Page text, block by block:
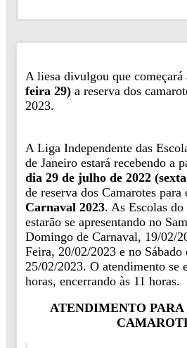
A liesa divulgou que começará
feira 29) a reserva dos
2023.
A Liga Independente das
de Janeiro estará recebendo a
dia 29 de julho de 2022
de reserva dos Camarotes para
Carnaval 2023. As Escolas
estarão se apresentando no
Domingo de Carnaval, 19/02/
Feira, 20/02/2023 e no Sábado
25/02/2023. O atendimento se
horas, encerrando às 11 horas.
ATENDIMENTO PARA